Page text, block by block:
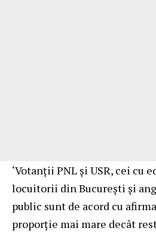
‘Votanții PNL și USR, cei cu
locuitorii din București și
public sunt de acord cu
proporție mai mare decât